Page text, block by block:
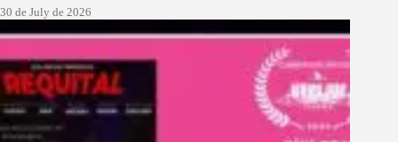
30 de July de 2026